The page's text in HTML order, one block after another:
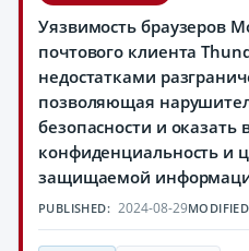
Уязвимость браузеров
почтового клиента
недостатками
позволяющая
безопасности и оказать
конфиденциальность и
защищаемой
PUBLISHED: 2024-08-29